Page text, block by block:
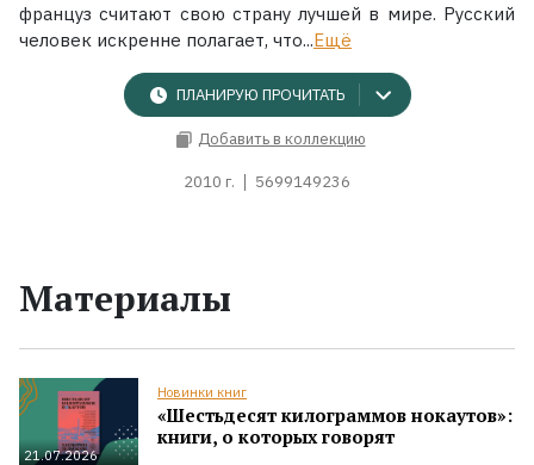
француз считают свою страну лучшей в мире. Русский
человек искренне полагает, что...Ещё
ПЛАНИРУЮ ПРОЧИТАТЬ
Добавить в коллекцию
2010 г. 5699149236
Материалы
21.07.2026
Новинки книг
«Шестьдесят килограммов нокаутов»:
книги, о которых говорят